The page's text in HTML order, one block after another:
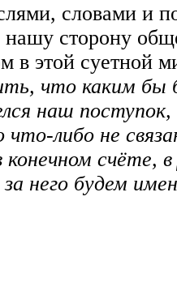
словами и
нашу сторону
в этой суетной
что каким бы
наш поступок,
либо не
конечном счёте,
него будем